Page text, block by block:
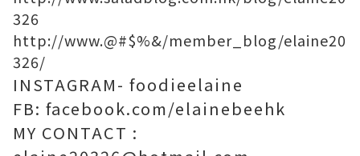
326
http://www.@#$%&/member_blog/elaine20
326/
INSTAGRAM- foodieelaine
FB: facebook.com/elainebeehk
MY CONTACT :